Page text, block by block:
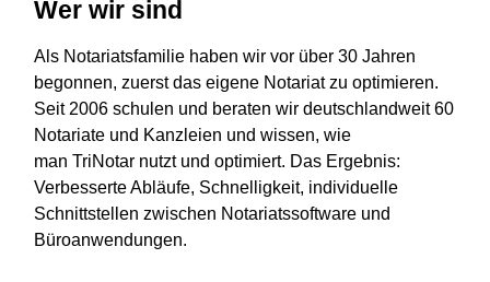
Wer wir sind
Als Notariatsfamilie haben wir vor über 30 Jahren
begonnen, zuerst das eigene Notariat zu optimieren.
Seit 2006 schulen und beraten wir deutschlandweit 60
Notariate und Kanzleien und wissen, wie
man TriNotar nutzt und optimiert. Das Ergebnis:
Verbesserte Abläufe, Schnelligkeit, individuelle
Schnittstellen zwischen Notariatssoftware und
Büroanwendungen.